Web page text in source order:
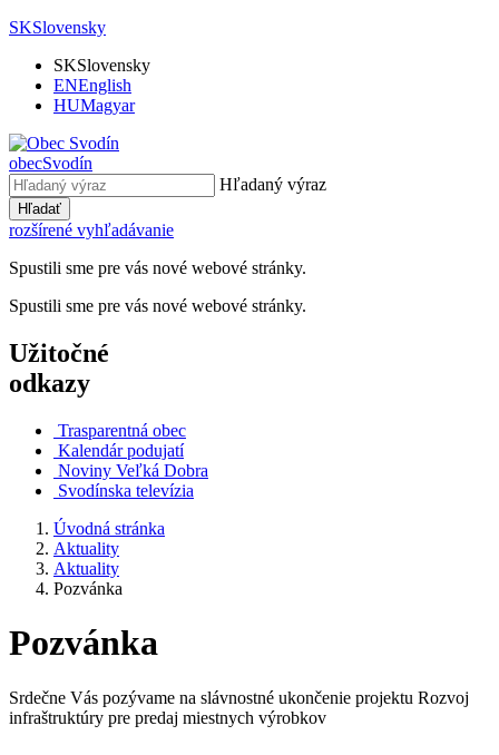
SKSlovensky
SKSlovensky
ENEnglish
HUMagyar
obecSvodín
Hľadaný výraz
Hľadať
rozšírené vyhľadávanie
Spustili sme pre vás nové webové stránky.
Spustili sme pre vás nové webové stránky.
Užitočné
odkazy
Trasparentná obec
Kalendár podujatí
Noviny Veľká Dobra
Svodínska televízia
Úvodná stránka
Aktuality
Aktuality
Pozvánka
Pozvánka
Srdečne Vás pozývame na slávnostné ukončenie projektu Rozvoj
infraštruktúry pre predaj miestnych výrobkov